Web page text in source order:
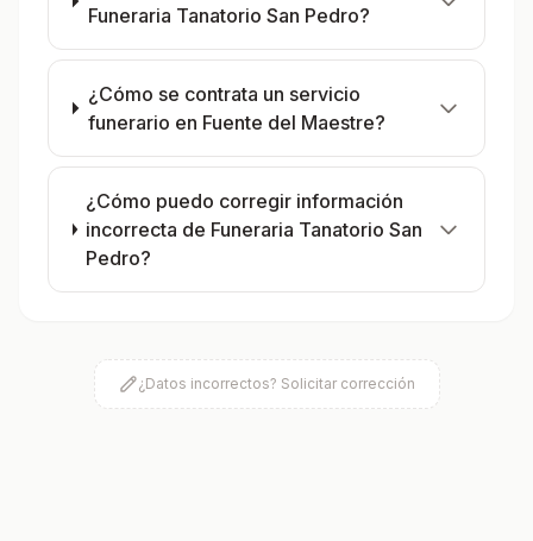
Funeraria Tanatorio San Pedro?
¿Cómo se contrata un servicio
funerario en Fuente del Maestre?
¿Cómo puedo corregir información
incorrecta de Funeraria Tanatorio San
Pedro?
¿Datos incorrectos? Solicitar corrección